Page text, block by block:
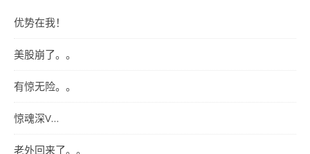
优势在我！
美股崩了。。
有惊无险。。
惊魂深V…
老外回来了。。